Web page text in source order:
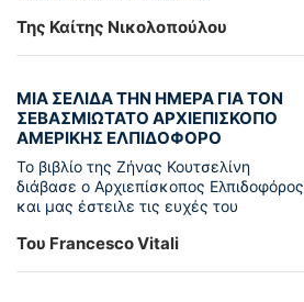
Της Καίτης Νικολοπούλου
ΜΙΑ ΣΕΛΙΔΑ ΤΗΝ ΗΜΕΡΑ ΓΙΑ ΤΟΝ
ΣΕΒΑΣΜΙΩΤΑΤΟ ΑΡΧΙΕΠΙΣΚΟΠΟ
ΑΜΕΡΙΚΗΣ ΕΛΠΙΔΟΦΟΡΟ
Το βιβλίο της Ζήνας Κουτσελίνη
διάβασε ο Αρχιεπίσκοπος Ελπιδοφόρος
και μας έστειλε τις ευχές του
Του Francesco Vitali